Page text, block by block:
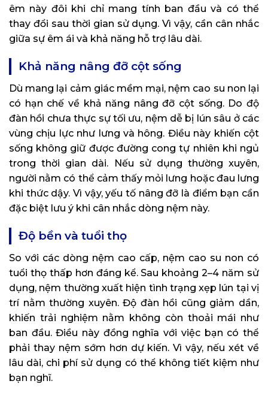
êm này đôi khi chỉ mang tính ban đầu và có thể
thay đổi sau thời gian sử dụng. Vì vậy, cần cân nhắc
giữa sự êm ái và khả năng hỗ trợ lâu dài.
Khả năng nâng đỡ cột sống
Dù mang lại cảm giác mềm mại, nệm cao su non lại
có hạn chế về khả năng nâng đỡ cột sống. Do độ
đàn hồi chưa thực sự tối ưu, nệm dễ bị lún sâu ở các
vùng chịu lực như lưng và hông. Điều này khiến cột
sống không giữ được đường cong tự nhiên khi ngủ
trong thời gian dài. Nếu sử dụng thường xuyên,
người nằm có thể cảm thấy mỏi lưng hoặc đau lưng
khi thức dậy. Vì vậy, yếu tố nâng đỡ là điểm bạn cần
đặc biệt lưu ý khi cân nhắc dòng nệm này.
Độ bền và tuổi thọ
So với các dòng nệm cao cấp, nệm cao su non có
tuổi thọ thấp hơn đáng kể. Sau khoảng 2–4 năm sử
dụng, nệm thường xuất hiện tình trạng xẹp lún tại vị
trí nằm thường xuyên. Độ đàn hồi cũng giảm dần,
khiến trải nghiệm nằm không còn thoải mái như
ban đầu. Điều này đồng nghĩa với việc bạn có thể
phải thay nệm sớm hơn dự kiến. Vì vậy, nếu xét về
lâu dài, chi phí sử dụng có thể không tiết kiệm như
bạn nghĩ.